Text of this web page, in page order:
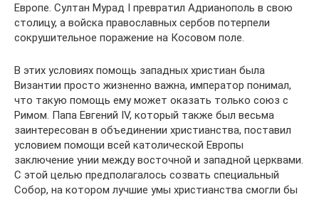
Европе. Султан Мурад I превратил Адрианополь в свою
столицу, а войска православных сербов потерпели
сокрушительное поражение на Косовом поле.
В этих условиях помощь западных христиан была
Византии просто жизненно важна, император понимал,
что такую помощь ему может оказать только союз с
Римом. Папа Евгений IV, который также был весьма
заинтересован в объединении христианства, поставил
условием помощи всей католической Европы
заключение унии между восточной и западной церквами.
С этой целью предполагалось созвать специальный
Собор, на котором лучшие умы христианства смогли бы